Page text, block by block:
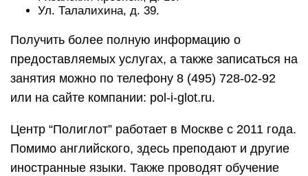
Ул. Талалихина, д. 39.
Получить более полную информацию о
предоставляемых услугах, а также записаться на
занятия можно по телефону 8 (495) 728-02-92
или на сайте компании: pol-i-glot.ru.
Центр “Полиглот” работает в Москве с 2011 года.
Помимо английского, здесь преподают и другие
иностранные языки. Также проводят обучение